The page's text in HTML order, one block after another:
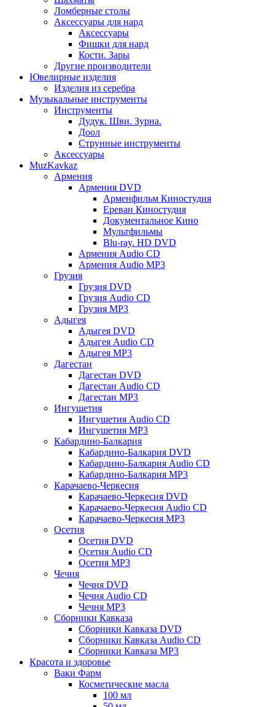
Ломберные столы
Аксессуары для нард
Аксессуары
Фишки для нард
Кости. Зары
Другие производители
Ювелирные изделия
Изделия из серебра
Музыкальные инструменты
Инструменты
Дудук. Шви. Зурна.
Доол
Струнные инструменты
Аксессуары
MuzKavkaz
Армения
Армения DVD
Арменфильм Киностудия
Ереван Киностудия
Документальное Кино
Мультфильмы
Blu-ray. HD DVD
Армения Audio CD
Армения Audio MP3
Грузия
Грузия DVD
Грузия Audio CD
Грузия MP3
Адыгея
Адыгея DVD
Адыгея Audio CD
Адыгея MP3
Дагестан
Дагестан DVD
Дагестан Audio CD
Дагестан MP3
Ингушетия
Ингушетия Audio CD
Ингушетия MP3
Кабардино-Балкария
Кабардино-Балкария DVD
Кабардино-Балкария Audio CD
Кабардино-Балкария MP3
Карачаево-Черкесия
Карачаево-Черкесия DVD
Карачаево-Черкесия Audio CD
Карачаево-Черкесия MP3
Осетия
Осетия DVD
Осетия Audio CD
Осетия MP3
Чечня
Чечня DVD
Чечня Audio CD
Чечня MP3
Сборники Кавказа
Сборники Кавказа DVD
Сборники Кавказа Audio CD
Сборники Кавказа MP3
Красота и здоровье
Ваки Фарм
Косметические масла
100 мл